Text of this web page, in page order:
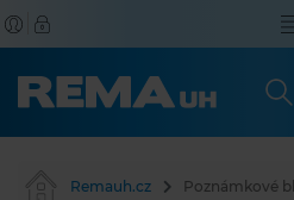
Remauh.cz Poznámkové